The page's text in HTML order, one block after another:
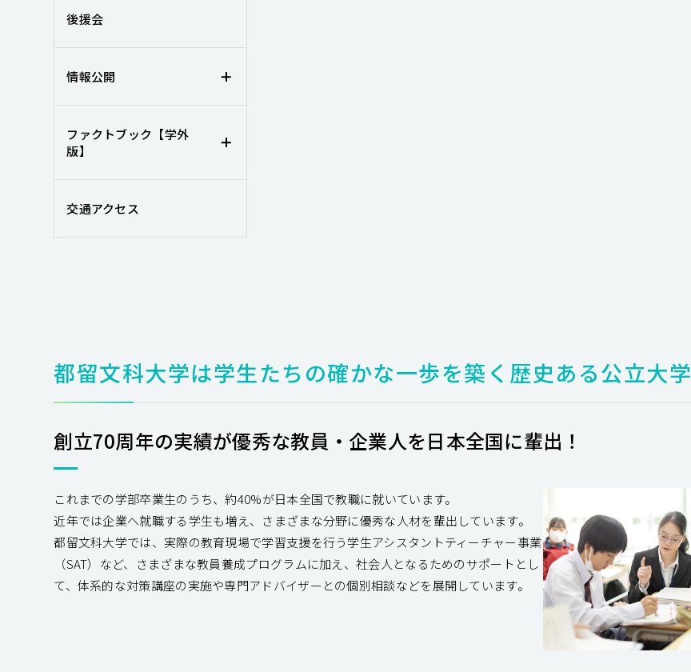
後援会
情報公開
ファクトブック【学外
版】
交通アクセス
都留文科大学は学生たちの確かな一歩を築く歴史ある公立大学
創立70周年の実績が優秀な教員・企業人を日本全国に輩出！
これまでの学部卒業生のうち、約40%が日本全国で教職に就いています。
近年では企業へ就職する学生も増え、さまざまな分野に優秀な人材を輩出しています。
都留文科大学では、実際の教育現場で学習支援を行う学生アシスタントティーチャー事業
（SAT）など、さまざまな教員養成プログラムに加え、社会人となるためのサポートとし
て、体系的な対策講座の実施や専門アドバイザーとの個別相談などを展開しています。